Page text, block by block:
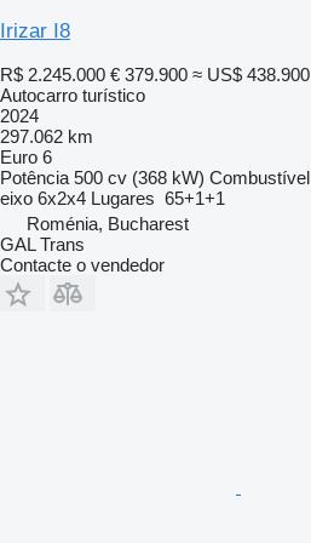
Irizar I8
R$ 2.245.000 € 379.900 ≈ US$ 438.900
Autocarro turístico
2024
297.062 km
Euro 6
Potência 500 cv (368 kW) Combustível
eixo 6x2x4 Lugares 65+1+1
Roménia, Bucharest
GAL Trans
Contacte o vendedor